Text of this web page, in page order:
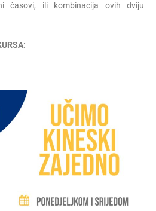
časovi, ili kombinacija ovih dviju